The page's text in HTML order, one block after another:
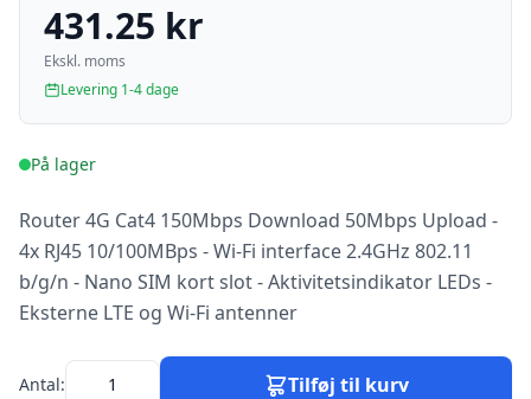
431.25 kr
Ekskl. moms
Levering 1-4 dage
På lager
Router 4G Cat4 150Mbps Download 50Mbps Upload -
4x RJ45 10/100MBps - Wi-Fi interface 2.4GHz 802.11
b/g/n - Nano SIM kort slot - Aktivitetsindikator LEDs -
Eksterne LTE og Wi-Fi antenner
Antal: Tilføj til kurv